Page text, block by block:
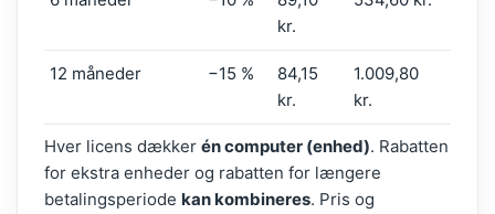
kr.
12 måneder −15 %
84,15
kr.
1.009,80
kr.
Hver licens dækker én computer (enhed). Rabatten
for ekstra enheder og rabatten for længere
betalingsperiode kan kombineres. Pris og